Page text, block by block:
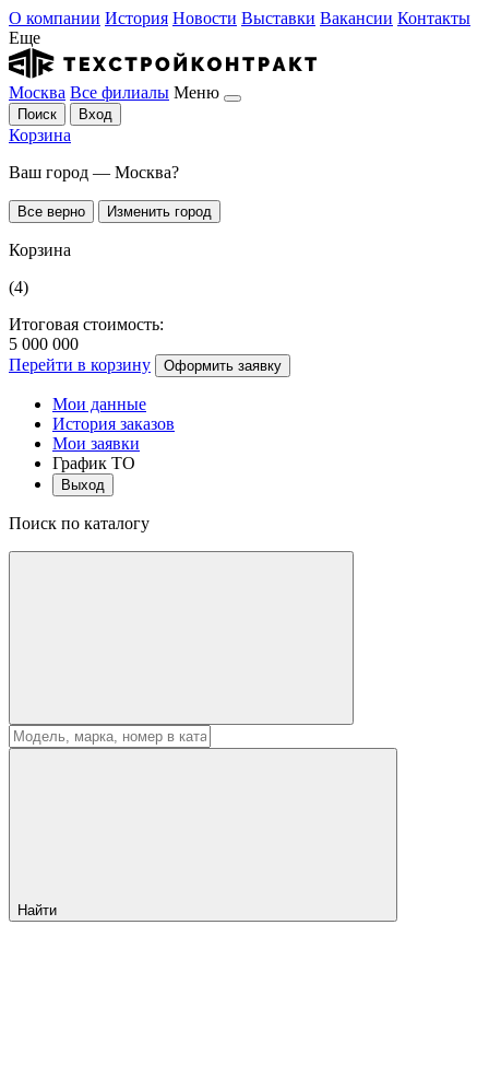
О компании История Новости Выставки Вакансии Контакты
Еще
Москва Все филиалы Меню
Поиск Вход
Корзина
Ваш город — Москва?
Все верно Изменить город
Корзина
(4)
Итоговая стоимость:
5 000 000
Перейти в корзину
Оформить заявку
Мои данные
История заказов
Мои заявки
График ТО
Выход
Поиск по каталогу
Найти